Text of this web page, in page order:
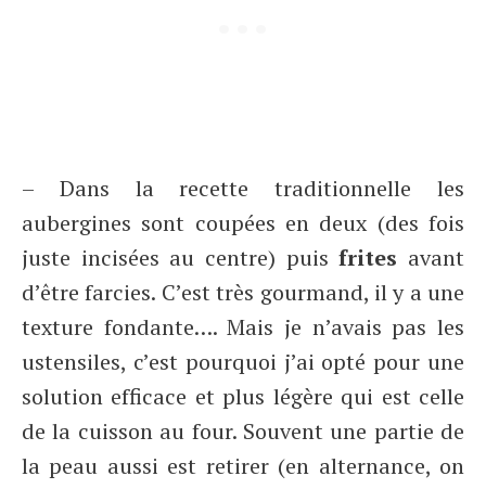
– Dans la recette traditionnelle les
aubergines sont coupées en deux (des fois
juste incisées au centre) puisfrites avant
d’être farcies. C’est très gourmand, il y a une
texture fondante…. Mais je n’avais pas les
ustensiles, c’est pourquoi j’ai opté pour une
solution efficace et plus légère qui est celle
de la cuisson au four. Souvent une partie de
la peau aussi est retirer (en alternance, on